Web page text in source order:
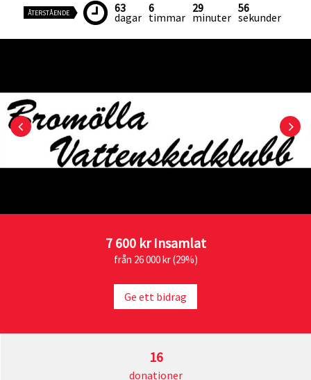
ÅTERSTÅENDE 63
dagar
6
timmar
29
minuter
56
sekunder
7 600 krInsamlat
från 26 000 kr (29%)
Ge ett bidrag
16
donationer